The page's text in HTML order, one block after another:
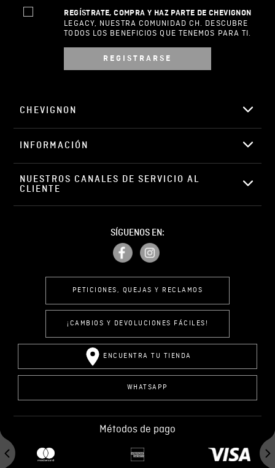
Correo electrónico
ENVIAR COMENTARIO
REGÍSTRATE, COMPRA Y HAZ PARTE DE CHEVIGNON
LEGACY, NUESTRA COMUNIDAD CH. DESCUBRE
TODOS LOS BENEFICIOS QUE TENEMOS PARA TI.
REGISTRARSE
CHEVIGNON
INFORMACIÓN
NUESTROS CANALES DE SERVICIO AL
CLIENTE
SÍGUENOS EN:
PETICIONES, QUEJAS Y RECLAMOS
¡CAMBIOS Y DEVOLUCIONES FÁCILES!
ENCUENTRA TU TIENDA
WHATSAPP
Métodos de pago